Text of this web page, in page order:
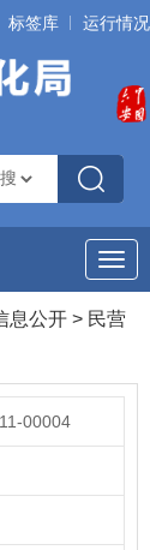
标签库 运行情况
导
航
息公开 > 民营
00004